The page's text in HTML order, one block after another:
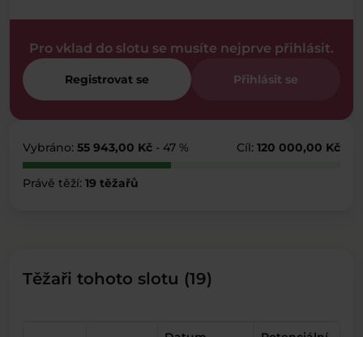
Pro vklad do slotu se musíte nejprve přihlásit.
Registrovat se Přihlásit se
Vybráno: 55 943,00 Kč - 47 % Cíl: 120 000,00 Kč
Právě těží: 19 těžařů
Těžaři tohoto slotu (19)